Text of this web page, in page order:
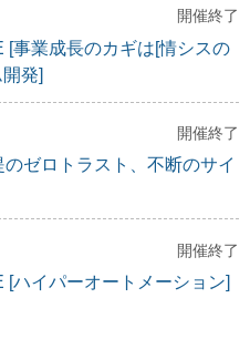
開催終了
[事業成長のカギは[情シスの
発]
開催終了
のゼロトラスト、不断のサイ
開催終了
[ハイパーオートメーション]